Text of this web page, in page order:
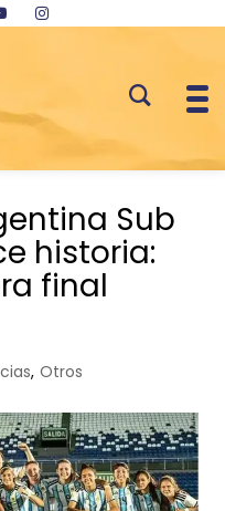
Sub
historia:
final
, Otros